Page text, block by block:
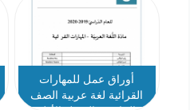
أوراق عمل للمهارات
القرائية لغة عربية الصف